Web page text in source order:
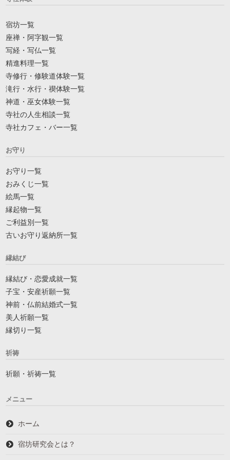
宿坊一覧
座禅・阿字観一覧
写経・写仏一覧
精進料理一覧
寺修行・修験道体験一覧
滝行・水行・禊体験一覧
神道・巫女体験一覧
寺社の人生相談一覧
寺社カフェ・バー一覧
お守り
お守り一覧
おみくじ一覧
絵馬一覧
縁起物一覧
ご利益別一覧
古いお守り返納所一覧
縁結び
縁結び・恋愛成就一覧
子宝・安産祈願一覧
神前・仏前結婚式一覧
美人祈願一覧
縁切り一覧
祈祷
祈願・祈祷一覧
メニュー
ホーム
宿坊研究会とは？